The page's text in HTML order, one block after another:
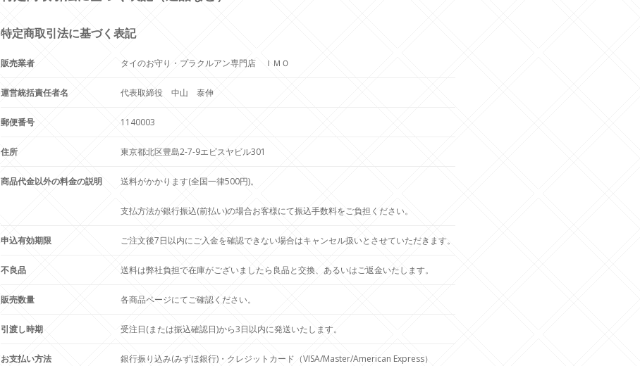
特定商取引法に基づく表記
販売業者 タイのお守り・プラクルアン専門店 ＩＭＯ
運営統括責任者名 代表取締役 中山 泰伸
郵便番号 1140003
住所 東京都北区豊島2-7-9エビスヤビル301
商品代金以外の料金の説明 送料がかかります(全国一律500円)。
支払方法が銀行振込(前払い)の場合お客様にて振込手数料をご負担ください。
申込有効期限 ご注文後7日以内にご入金を確認できない場合はキャンセル扱いとさせていただきます。
不良品 送料は弊社負担で在庫がございましたら良品と交換、あるいはご返金いたします。
販売数量 各商品ページにてご確認ください。
引渡し時期 受注日(または振込確認日)から3日以内に発送いたします。
お支払い方法 銀行振り込み(みずほ銀行)・クレジットカード（VISA/Master/American Express）